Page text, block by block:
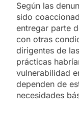
Según las
sido
entregar parte
con otras
dirigentes de
prácticas
vulnerabilidad
dependen de
necesidades